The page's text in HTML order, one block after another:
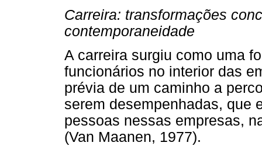
Carreira: transformações
contemporaneidade
A carreira surgiu como uma
funcionários no interior das
prévia de um caminho a
serem desempenhadas, que
pessoas nessas empresas,
(Van Maanen, 1977).